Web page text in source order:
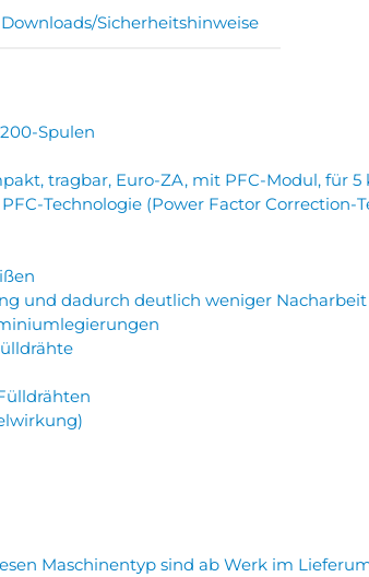
Downloads/Sicherheitshinweise
Spulen
tragbar, Euro-ZA, mit PFC-Modul, für 5
Technologie (Power Factor Correction-
und dadurch deutlich weniger Nacharbeit
Maschinentyp sind ab Werk im